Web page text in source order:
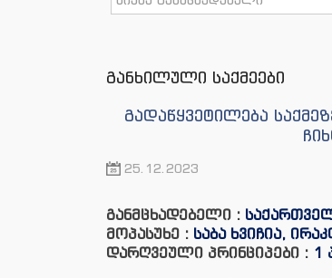
განხილული საქმეები
გადაწყვეტილება
25.12.2023
განმცხადებელი :
მოპასუხე : საბა ხვიჩია,
დარღვეული პრინციპები : 1